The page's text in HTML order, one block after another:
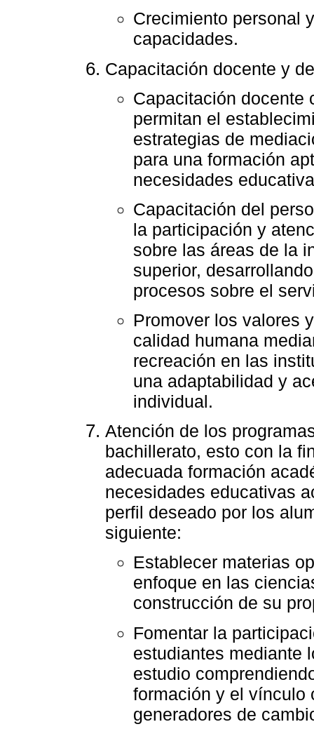
Crecimiento personal
capacidades.
Capacitación docente y
Capacitación docente
permitan el
estrategias de
para una formación
necesidades
Capacitación del
la participación y
sobre las áreas de la
superior,
procesos sobre el
Promover los valores
calidad humana
recreación en las
una adaptabilidad y
individual.
Atención de los
bachillerato, esto con la
adecuada formación
necesidades educativas
perfil deseado por los
siguiente:
Establecer materias
enfoque en las
construcción de su
Fomentar la
estudiantes mediante
estudio
formación y el vínculo
generadores de